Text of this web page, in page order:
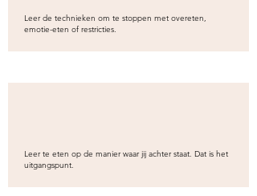
Leer de technieken om te stoppen met overeten,
emotie-eten of restricties.
Leer te eten op de manier waar jij achter staat. Dat is het
uitgangspunt.